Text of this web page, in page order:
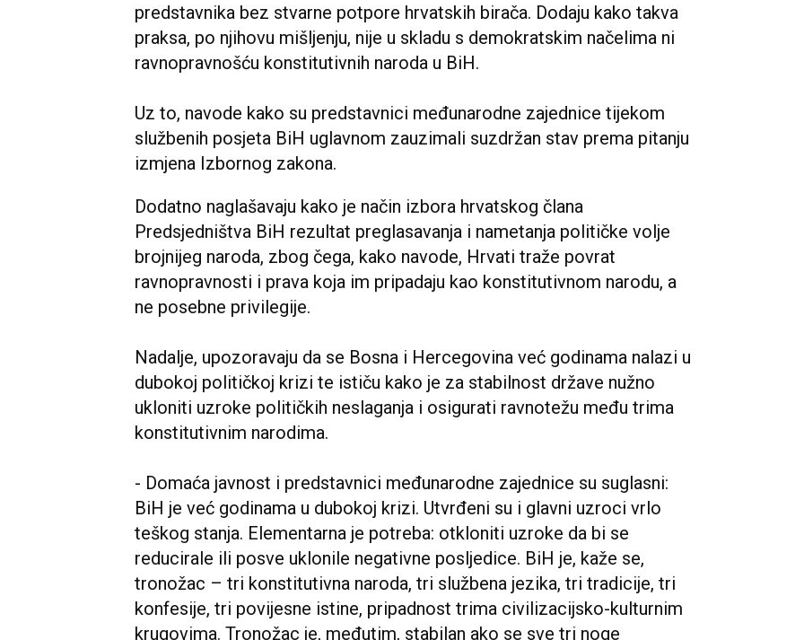
predstavnika bez stvarne potpore hrvatskih birača. Dodaju kako takva
praksa, po njihovu mišljenju, nije u skladu s demokratskim načelima ni
ravnopravnošću konstitutivnih naroda u BiH.
Uz to, navode kako su predstavnici međunarodne zajednice tijekom
službenih posjeta BiH uglavnom zauzimali suzdržan stav prema pitanju
izmjena Izbornog zakona.
Dodatno naglašavaju kako je način izbora hrvatskog člana
Predsjedništva BiH rezultat preglasavanja i nametanja političke volje
brojnijeg naroda, zbog čega, kako navode, Hrvati traže povrat
ravnopravnosti i prava koja im pripadaju kao konstitutivnom narodu, a
ne posebne privilegije.
Nadalje, upozoravaju da se Bosna i Hercegovina već godinama nalazi u
dubokoj političkoj krizi te ističu kako je za stabilnost države nužno
ukloniti uzroke političkih neslaganja i osigurati ravnotežu među trima
konstitutivnim narodima.
- Domaća javnost i predstavnici međunarodne zajednice su suglasni:
BiH je već godinama u dubokoj krizi. Utvrđeni su i glavni uzroci vrlo
teškog stanja. Elementarna je potreba: otkloniti uzroke da bi se
reducirale ili posve uklonile negativne posljedice. BiH je, kaže se,
tronožac – tri konstitutivna naroda, tri službena jezika, tri tradicije, tri
konfesije, tri povijesne istine, pripadnost trima civilizacijsko-kulturnim
krugovima. Tronožac je, međutim, stabilan ako se sve tri noge